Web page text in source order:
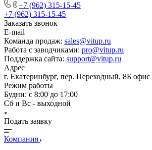
+7 (962) 315-15-45
+7 (962) 315-15-45
Заказать звонок
E-mail
Команда продаж: sales@vitup.ru
Работа с заводчиками: pro@vitup.ru
Поддержка сайта: support@vitup.ru
Адрес
г. Екатеринбург, пер. Переходный, 8Б офис
Режим работы
Будни: с 8:00 до 17:00
Сб и Вс - выходной
Подать заявку
Компания